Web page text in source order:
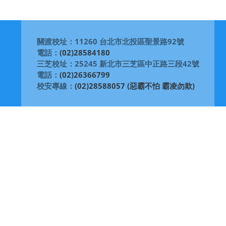
關渡校址：11260 台北市北投區聖景路92號
電話： (02)28584180
三芝校址：25245 新北市三芝區中正路三段42號
電話： (02)26366799
校安專線： (02)28588057 (惡霸不怕 霸凌勿欺)